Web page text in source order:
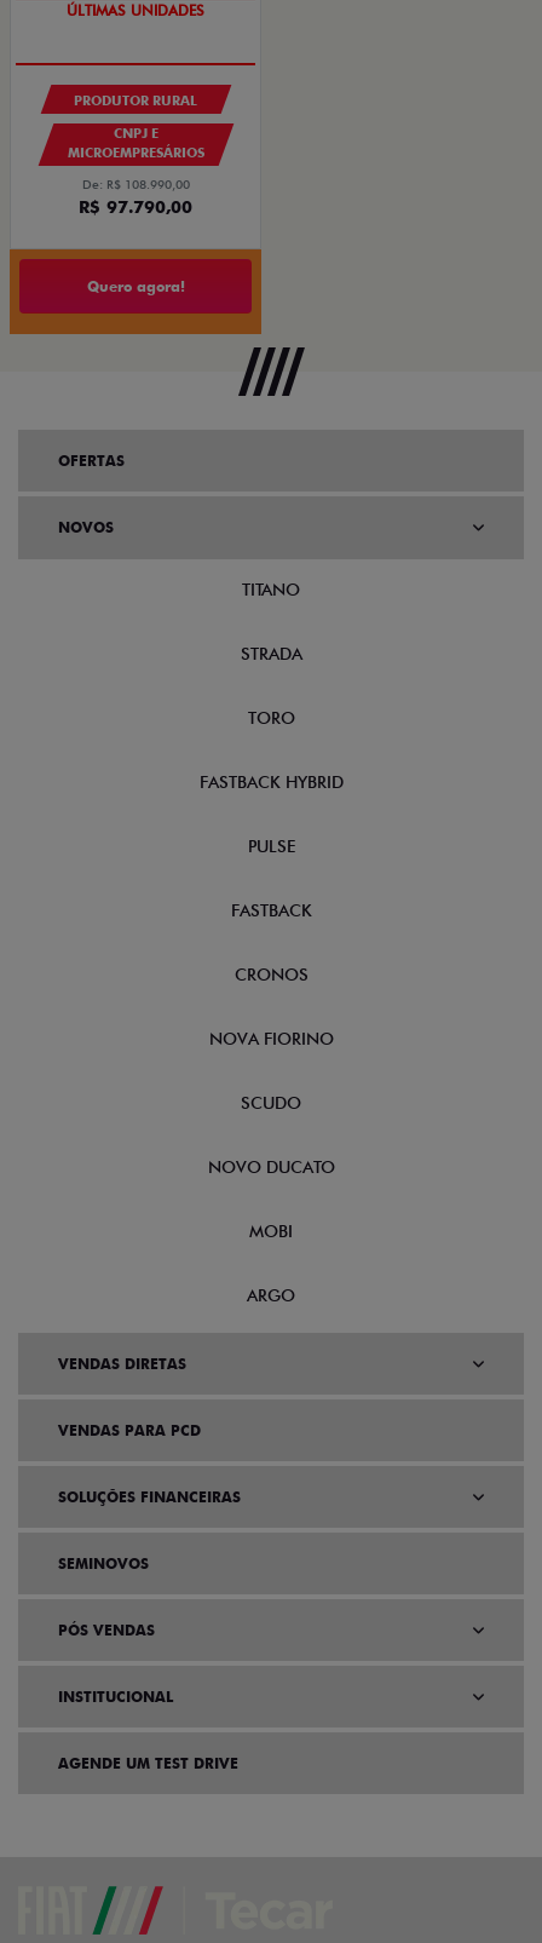
ÚLTIMAS UNIDADES
PRODUTOR RURAL
CNPJ E
MICROEMPRESÁRIOS
De: R$ 108.990,00
R$ 97.790,00
Quero agora!
OFERTAS
NOVOS
TITANO
STRADA
TORO
FASTBACK HYBRID
PULSE
FASTBACK
CRONOS
NOVA FIORINO
SCUDO
NOVO DUCATO
MOBI
ARGO
VENDAS DIRETAS
VENDAS PARA PCD
SOLUÇÕES FINANCEIRAS
SEMINOVOS
PÓS VENDAS
INSTITUCIONAL
AGENDE UM TEST DRIVE